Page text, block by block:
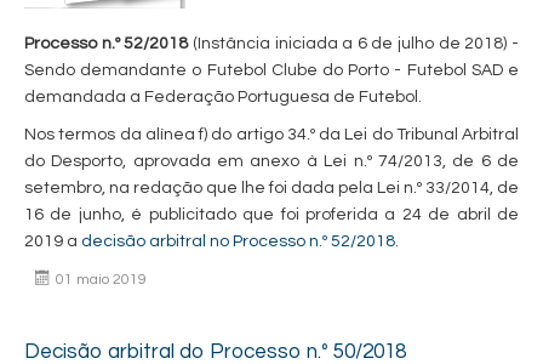
Processo n.º 52/2018(Instância iniciada a 6 de julho de 2018) -
Sendo demandante o Futebol Clube do Porto - Futebol SAD e
demandada a Federação Portuguesa de Futebol.
Nos termos da alínea f) do artigo 34.º da Lei do Tribunal Arbitral
do Desporto, aprovada em anexo à Lei n.º 74/2013, de 6 de
setembro, na redação que lhe foi dada pela Lei n.º 33/2014, de
16 de junho, é publicitado que foi proferida a 24 de abril de
2019 a decisão arbitral no Processo n.º 52/2018.
01 maio 2019
Decisão arbitral do Processo n.º 50/2018